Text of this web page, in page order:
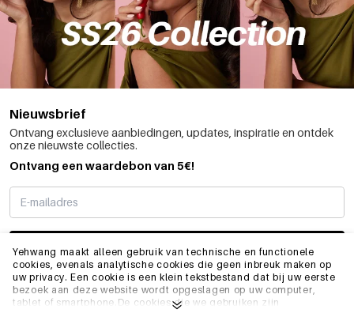
Yehwang maakt alleen gebruik van technische en functionele
cookies, evenals analytische cookies die geen inbreuk maken op
uw privacy. Een cookie is een klein tekstbestand dat bij uw eerste
bezoek aan deze website wordt opgeslagen op uw computer,
tablet of smartphone.De cookies die we gebruiken zijn
Nieuwsbrief
Ontvang exclusieve aanbiedingen, updates, inspiratie en ontdek
onze nieuwste collecties.
Ontvang een waardebon van 5€!
SCHRIJF ME IN
INFO